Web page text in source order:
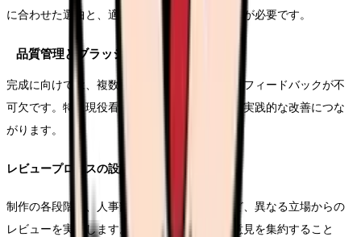
に合わせた選曲と、適切な音量バランスの調整が必要です。
品質管理とブラッシュアップ
完成に向けては、複数の視点からのチェックとフィードバックが不
可欠です。特に現役看護師からの意見聴取は、実践的な改善につな
がります。
レビュープロセスの設計
制作の各段階で、人事部門や現場の看護師など、異なる立場からの
レビューを実施します。多角的な視点からの意見を集約すること